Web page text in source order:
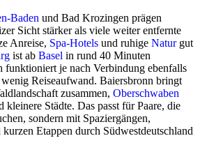
Baden und Bad Krozingen prägen
Sicht stärker als viele weiter entfernte
Anreise, Spa-Hotels und ruhige Naturgut
ist ab Basel in rund 40 Minuten
funktioniert je nach Verbindung ebenfalls
Reiseaufwand. Baiersbronn bringt
zusammen, Oberschwaben
kleinere Städte. Das passt für Paare, die
sondern mit Spaziergängen,
kurzen Etappen durch Südwestdeutschland